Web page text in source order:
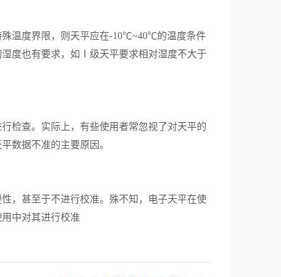
殊温度界限，则天平应在-10℃~40℃的温度条件
湿度也有要求，如Ⅰ级天平要求相对湿度不大于
检查。实际上，有些使用者常忽视了对天平的
数据不准的主要原因。
，甚至于不进行校准。殊不知，电子天平在使
中对其进行校准